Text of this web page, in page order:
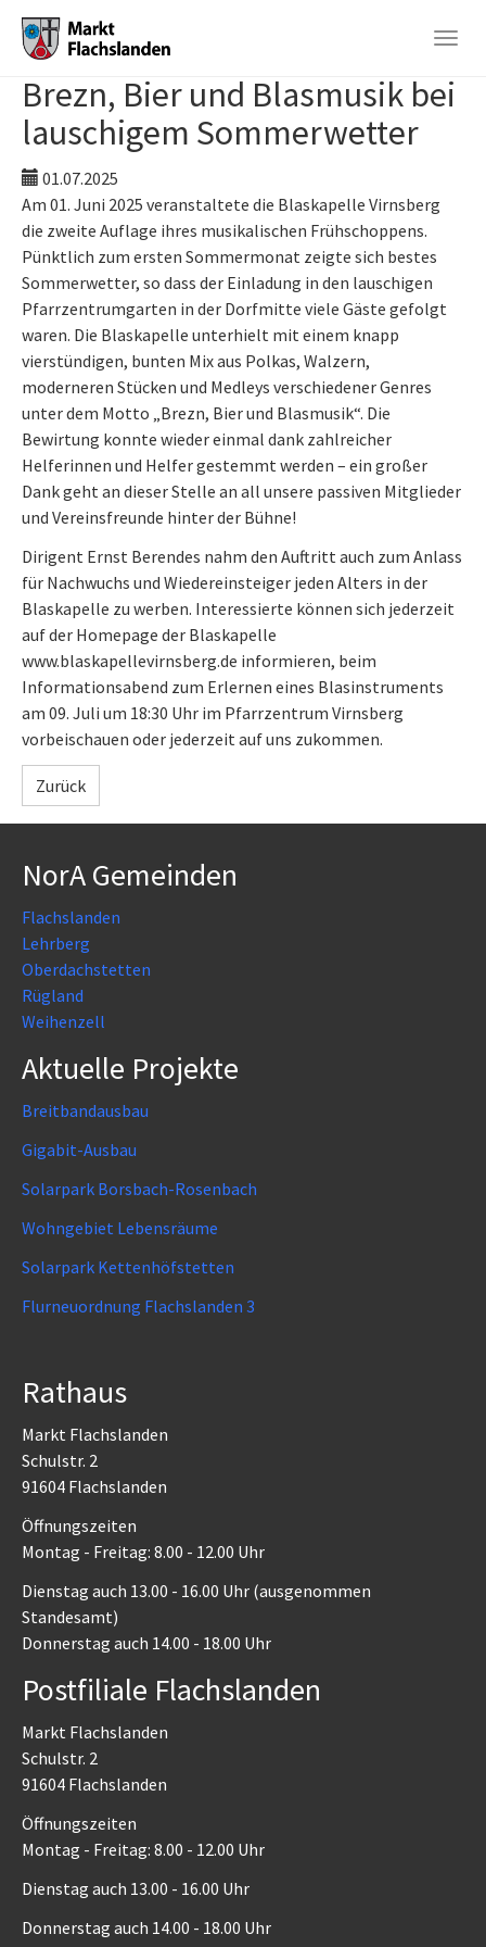
Skip
main
content
Brezn, Bier und Blasmusik bei
lauschigem Sommerwetter
01.07.2025
Am 01. Juni 2025 veranstaltete die Blaskapelle Virnsberg
die zweite Auflage ihres musikalischen Frühschoppens.
Pünktlich zum ersten Sommermonat zeigte sich bestes
Sommerwetter, so dass der Einladung in den lauschigen
Pfarrzentrumgarten in der Dorfmitte viele Gäste gefolgt
waren. Die Blaskapelle unterhielt mit einem knapp
vierstündigen, bunten Mix aus Polkas, Walzern,
moderneren Stücken und Medleys verschiedener Genres
unter dem Motto „Brezn, Bier und Blasmusik“. Die
Bewirtung konnte wieder einmal dank zahlreicher
Helferinnen und Helfer gestemmt werden – ein großer
Dank geht an dieser Stelle an all unsere passiven Mitglieder
und Vereinsfreunde hinter der Bühne!
Dirigent Ernst Berendes nahm den Auftritt auch zum Anlass
für Nachwuchs und Wiedereinsteiger jeden Alters in der
Blaskapelle zu werben. Interessierte können sich jederzeit
auf der Homepage der Blaskapelle
www.blaskapellevirnsberg.de informieren, beim
Informationsabend zum Erlernen eines Blasinstruments
am 09. Juli um 18:30 Uhr im Pfarrzentrum Virnsberg
vorbeischauen oder jederzeit auf uns zukommen.
Zurück
NorA Gemeinden
Flachslanden
Lehrberg
Oberdachstetten
Rügland
Weihenzell
Aktuelle Projekte
Breitbandausbau
Gigabit-Ausbau
Solarpark Borsbach-Rosenbach
Wohngebiet Lebensräume
Solarpark Kettenhöfstetten
Flurneuordnung Flachslanden 3
Rathaus
Markt Flachslanden
Schulstr. 2
91604 Flachslanden
Öffnungszeiten
Montag - Freitag: 8.00 - 12.00 Uhr
Dienstag auch 13.00 - 16.00 Uhr (ausgenommen
Standesamt)
Donnerstag auch 14.00 - 18.00 Uhr
Postfiliale Flachslanden
Markt Flachslanden
Schulstr. 2
91604 Flachslanden
Öffnungszeiten
Montag - Freitag: 8.00 - 12.00 Uhr
Dienstag auch 13.00 - 16.00 Uhr
Donnerstag auch 14.00 - 18.00 Uhr